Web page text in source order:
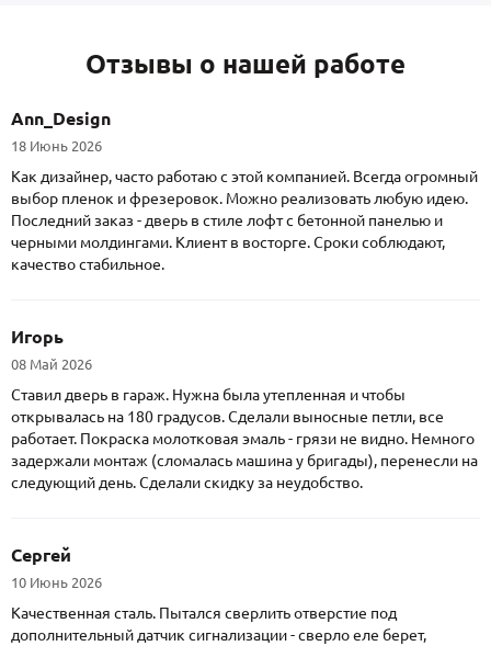
Отзывы о нашей работе
Ann_Design
18 Июнь 2026
Как дизайнер, часто работаю с этой компанией. Всегда огромный
выбор пленок и фрезеровок. Можно реализовать любую идею.
Последний заказ - дверь в стиле лофт с бетонной панелью и
черными молдингами. Клиент в восторге. Сроки соблюдают,
качество стабильное.
Игорь
08 Май 2026
Ставил дверь в гараж. Нужна была утепленная и чтобы
открывалась на 180 градусов. Сделали выносные петли, все
работает. Покраска молотковая эмаль - грязи не видно. Немного
задержали монтаж (сломалась машина у бригады), перенесли на
следующий день. Сделали скидку за неудобство.
Сергей
10 Июнь 2026
Качественная сталь. Пытался сверлить отверстие под
дополнительный датчик сигнализации - сверло еле берет,